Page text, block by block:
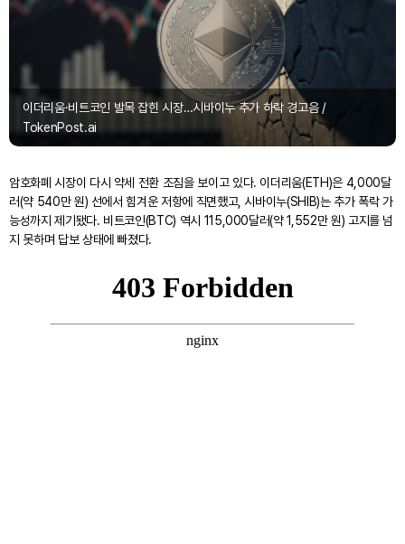
이더리움·비트코인 발목 잡힌 시장…시바이누 추가 하락 경고음 /
TokenPost.ai
암호화폐 시장이 다시 약세 전환 조짐을 보이고 있다. 이더리움(ETH)은 4,000달
러(약 540만 원) 선에서 힘겨운 저항에 직면했고, 시바이누(SHIB)는 추가 폭락 가
능성까지 제기됐다. 비트코인(BTC) 역시 115,000달러(약 1,552만 원) 고지를 넘
지 못하며 답보 상태에 빠졌다.